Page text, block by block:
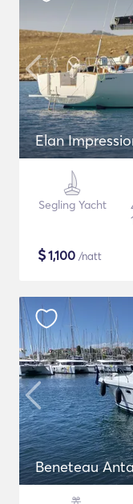
Elan
Segling Yacht
$1,100 /natt
Beneteau